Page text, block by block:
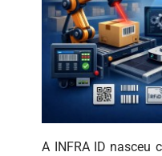
A INFRA ID nasceu